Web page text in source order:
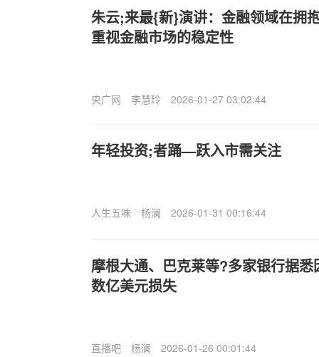
朱云;来最{新}演讲：金融领域在拥
重视金融市场的稳定性
央广网 李慧玲 2026-01-27 03:02:44
年轻投资;者踊—跃入市需关注
人生五味 杨澜 2026-01-31 00:16:44
摩根大通、巴克莱等?多家银行据
数亿美元损失
直播吧 杨澜 2026-01-26 00:01:44